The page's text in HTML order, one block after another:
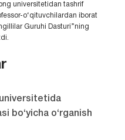
universitetidan tashrif
o‘qituvchilardan iborat
Guruhi Dasturi”ning
bo‘yicha o‘rganish